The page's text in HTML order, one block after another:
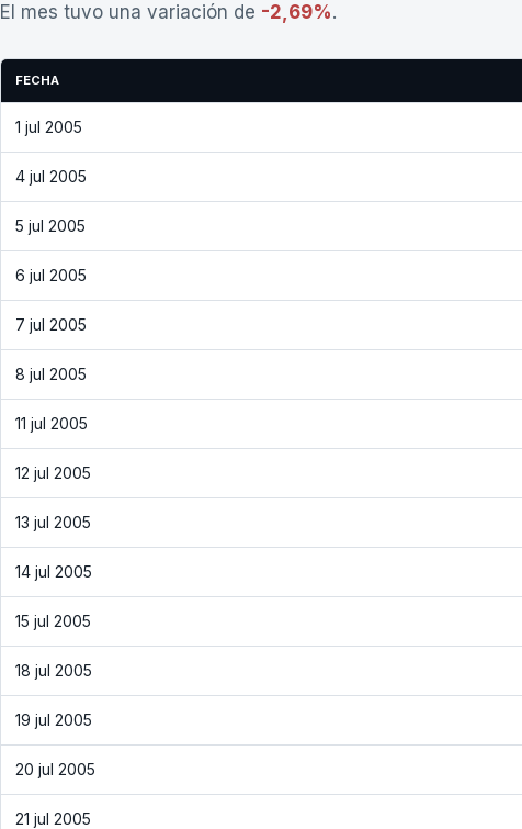
El mes tuvo una variación de -2,69%.
FECHA
1 jul 2005
4 jul 2005
5 jul 2005
6 jul 2005
7 jul 2005
8 jul 2005
11 jul 2005
12 jul 2005
13 jul 2005
14 jul 2005
15 jul 2005
18 jul 2005
19 jul 2005
20 jul 2005
21 jul 2005